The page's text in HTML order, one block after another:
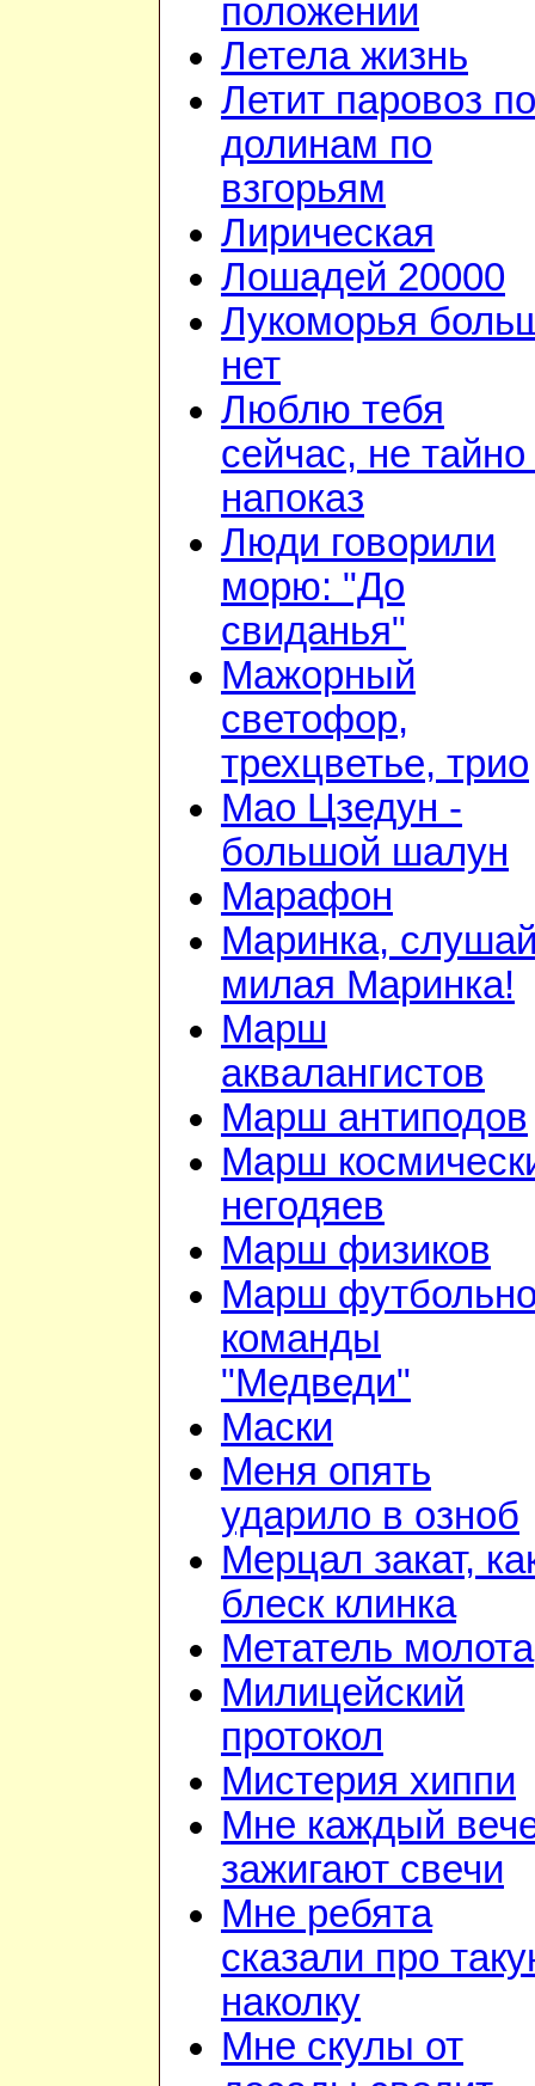
положении
Летела жизнь
Летит паровоз по
долинам по
взгорьям
Лирическая
Лошадей 20000
Лукоморья
нет
Люблю тебя
сейчас, не тайно
напоказ
Люди говорили
морю: "До
свиданья"
Мажорный
светофор,
трехцветье, трио
Мао Цзедун -
большой шалун
Марафон
Маринка,
милая Маринка!
Марш
аквалангистов
Марш антиподов
Марш
негодяев
Марш физиков
Марш
команды
"Медведи"
Маски
Меня опять
ударило в озноб
Мерцал закат,
блеск клинка
Метатель молота
Милицейский
протокол
Мистерия хиппи
Мне каждый
зажигают свечи
Мне ребята
сказали про
наколку
Мне скулы от